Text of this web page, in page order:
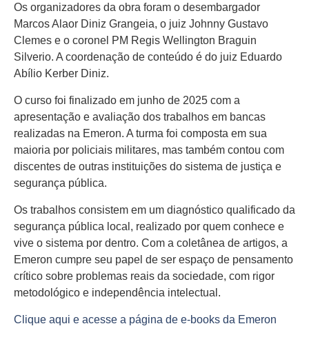
Os organizadores da obra foram o desembargador
Marcos Alaor Diniz Grangeia, o juiz Johnny Gustavo
Clemes e o coronel PM Regis Wellington Braguin
Silverio. A coordenação de conteúdo é do juiz Eduardo
Abílio Kerber Diniz.
O curso foi finalizado em junho de 2025 com a
apresentação e avaliação dos trabalhos em bancas
realizadas na Emeron. A turma foi composta em sua
maioria por policiais militares, mas também contou com
discentes de outras instituições do sistema de justiça e
segurança pública.
Os trabalhos consistem em um diagnóstico qualificado da
segurança pública local, realizado por quem conhece e
vive o sistema por dentro. Com a coletânea de artigos, a
Emeron cumpre seu papel de ser espaço de pensamento
crítico sobre problemas reais da sociedade, com rigor
metodológico e independência intelectual.
Clique aqui e acesse a página de e-books da Emeron